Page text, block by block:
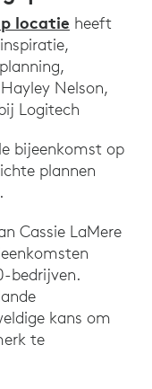
locatie heeft
Nelson,
Logitech
bijeenkomst op
plannen
Cassie LaMere
bedrijven.
kans om
te